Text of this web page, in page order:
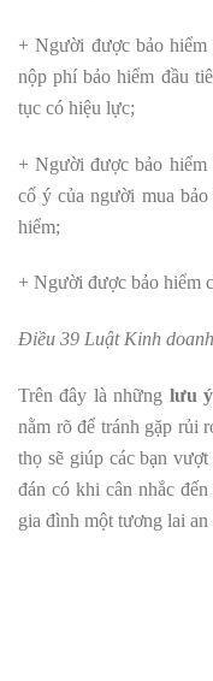
+ Người được bảo
nộp phí bảo hiểm đầu
tục có hiệu lực;
+ Người được bảo
cố ý của người mua
hiểm;
+ Người được bảo hiểm
Điều 39 Luật Kinh
Trên đây là những lưu
nằm rõ để tránh gặp rủi
thọ sẽ giúp các bạn
đán có khi cân nhắc
gia đình một tương lai